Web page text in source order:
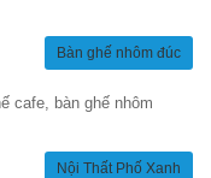
Bàn ghế nhôm đúc
cafe, bàn ghế nhôm
Nội Thất Phố Xanh